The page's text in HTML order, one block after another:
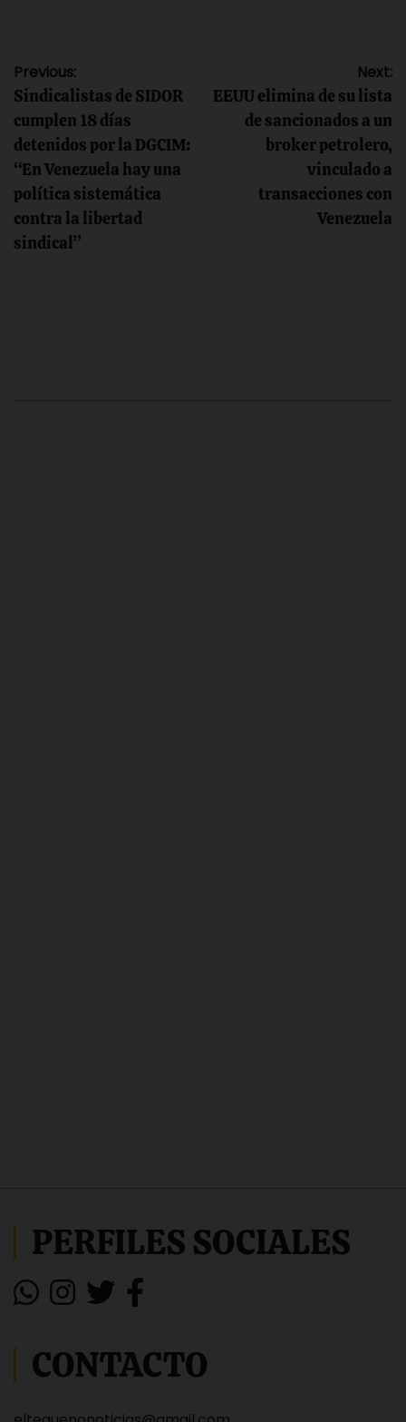
Navegación
de
entradas
Previous:
Sindicalistas de SIDOR
cumplen 18 días
detenidos por la DGCIM:
“En Venezuela hay una
política sistemática
contra la libertad
sindical”
Next:
EEUU elimina de su lista
de sancionados a un
broker petrolero,
vinculado a
transacciones con
Venezuela
PERFILES SOCIALES
CONTACTO